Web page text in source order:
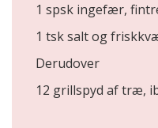
1 spsk ingefær,
1 tsk salt og
Derudover
12 grillspyd af træ,